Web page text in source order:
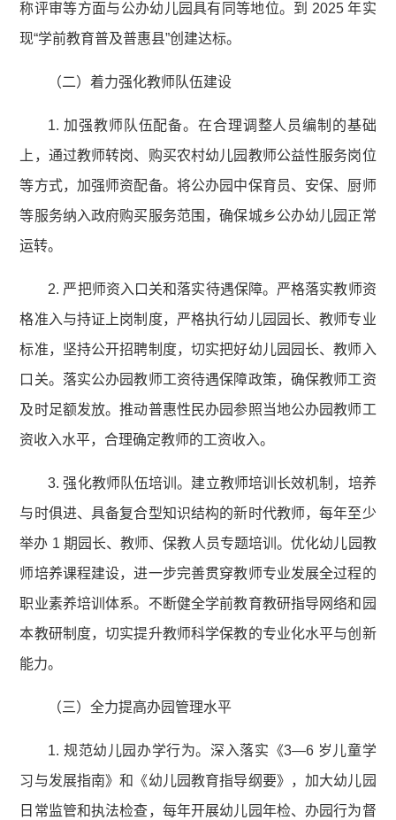
称评审等方面与公办幼儿园具有同等地位。到 2025 年实
现“学前教育普及普惠县”创建达标。
（二）着力强化教师队伍建设
1. 加强教师队伍配备。在合理调整人员编制的基础
上，通过教师转岗、购买农村幼儿园教师公益性服务岗位
等方式，加强师资配备。将公办园中保育员、安保、厨师
等服务纳入政府购买服务范围，确保城乡公办幼儿园正常
运转。
2. 严把师资入口关和落实待遇保障。严格落实教师资
格准入与持证上岗制度，严格执行幼儿园园长、教师专业
标准，坚持公开招聘制度，切实把好幼儿园园长、教师入
口关。落实公办园教师工资待遇保障政策，确保教师工资
及时足额发放。推动普惠性民办园参照当地公办园教师工
资收入水平，合理确定教师的工资收入。
3. 强化教师队伍培训。建立教师培训长效机制，培养
与时俱进、具备复合型知识结构的新时代教师，每年至少
举办 1 期园长、教师、保教人员专题培训。优化幼儿园教
师培养课程建设，进一步完善贯穿教师专业发展全过程的
职业素养培训体系。不断健全学前教育教研指导网络和园
本教研制度，切实提升教师科学保教的专业化水平与创新
能力。
（三）全力提高办园管理水平
1. 规范幼儿园办学行为。深入落实《3—6 岁儿童学
习与发展指南》和《幼儿园教育指导纲要》，加大幼儿园
日常监管和执法检查，每年开展幼儿园年检、办园行为督